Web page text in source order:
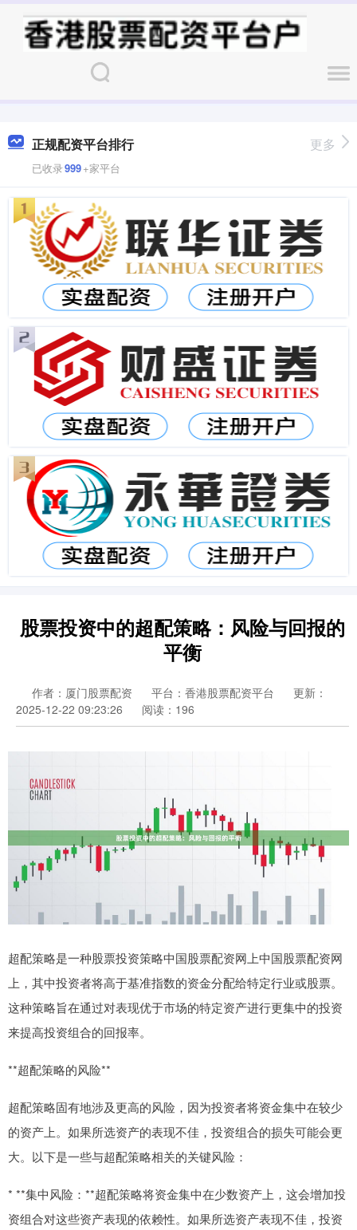
正规配资平台排行
已收录999+家平台
更多
股票投资中的超配策略：风险与回报的
平衡
作者：厦门股票配资 平台：香港股票配资平台
更新：
2025-12-22 09:23:26
阅读：196
超配策略是一种股票投资策略中国股票配资网上中国股票配资网
上，其中投资者将高于基准指数的资金分配给特定行业或股票。
这种策略旨在通过对表现优于市场的特定资产进行更集中的投资
来提高投资组合的回报率。
**超配策略的风险**
超配策略固有地涉及更高的风险，因为投资者将资金集中在较少
的资产上。如果所选资产的表现不佳，投资组合的损失可能会更
大。以下是一些与超配策略相关的关键风险：
* **集中风险：**超配策略将资金集中在少数资产上，这会增加投
资组合对这些资产表现的依赖性。如果所选资产表现不佳，投资